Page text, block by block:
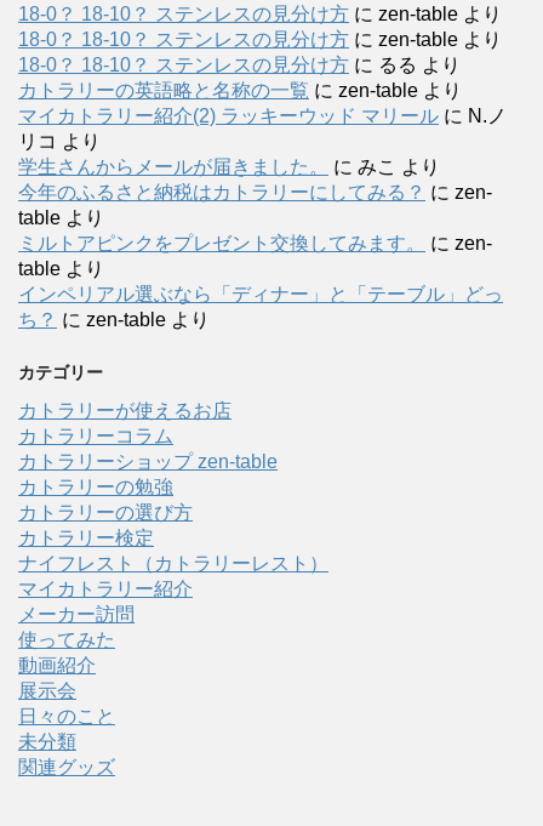
18-0？ 18-10？ ステンレスの見分け方 に zen-table より
18-0？ 18-10？ ステンレスの見分け方 に zen-table より
18-0？ 18-10？ ステンレスの見分け方 に るる より
カトラリーの英語略と名称の一覧 に zen-table より
マイカトラリー紹介(2) ラッキーウッド マリール に N.ノ
リコ より
学生さんからメールが届きました。
に みこ より
今年のふるさと納税はカトラリーにしてみる？ に zen-
table より
ミルトアピンクをプレゼント交換してみます。
に zen-
table より
インペリアル選ぶなら「ディナー」と「テーブル」どっ
ち？ に zen-table より
カテゴリー
カトラリーが使えるお店
カトラリーコラム
カトラリーショップ zen-table
カトラリーの勉強
カトラリーの選び方
カトラリー検定
ナイフレスト（カトラリーレスト）
マイカトラリー紹介
メーカー訪問
使ってみた
動画紹介
展示会
日々のこと
未分類
関連グッズ